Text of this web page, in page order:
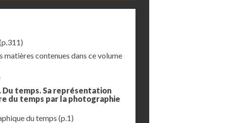
matières contenues dans ce volume
temps. Sa représentation
du temps par la photographie
du temps (p.1)